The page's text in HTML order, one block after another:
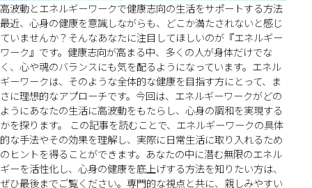
高波動とエネルギーワークで健康志向の生活をサポートする方法
最近、心身の健康を意識しながらも、どこか満たされないと感じ
ていませんか？そんなあなたに注目してほしいのが『エネルギー
ワーク』です。健康志向が高まる中、多くの人が身体だけでな
く、心や魂のバランスにも気を配るようになっています。エネル
ギーワークは、そのような全体的な健康を目指す方にとって、ま
さに理想的なアプローチです。今回は、エネルギーワークがどの
ようにあなたの生活に高波動をもたらし、心身の調和を実現する
かを探ります。 この記事を読むことで、エネルギーワークの具体
的な手法やその効果を理解し、実際に日常生活に取り入れるため
のヒントを得ることができます。あなたの中に潜む無限のエネル
ギーを活性化し、心身の健康を底上げする方法を知りたい方は、
ぜひ最後までご覧ください。専門的な視点と共に、親しみやすい